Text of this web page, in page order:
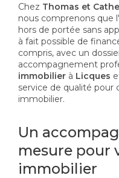
Chez Thomas et
nous comprenons que
hors de portée sans
à fait possible de
compris, avec un
accompagnement
immobilier à Licques
service de qualité pour
immobilier.
Un
mesure pour
immobilier